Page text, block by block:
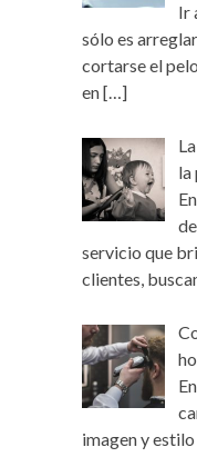
Ir
sólo es
cortarse el
en[…]
la
servicio que
clientes,
imagen y